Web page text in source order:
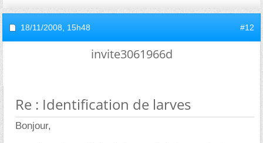
18/11/2008, 15h48 #12
invite3061966d
Re : Identification de larves
Bonjour,